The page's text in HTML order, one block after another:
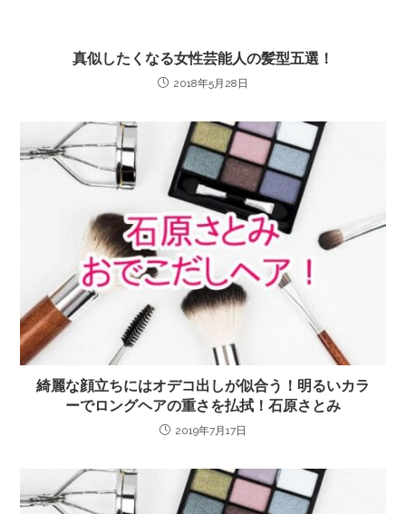
真似したくなる女性芸能人の髪型五選！
2018年5月28日
綺麗な顔立ちにはオデコ出しが似合う！明るいカラ
ーでロングヘアの重さを払拭！石原さとみ
2019年7月17日